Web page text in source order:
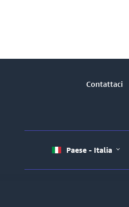
Contattaci
Paese - Italia